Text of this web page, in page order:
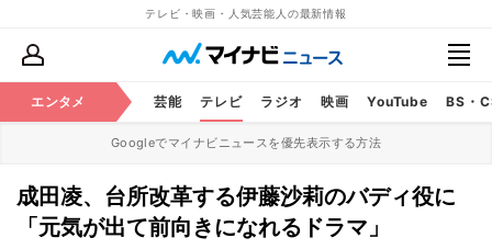
テレビ・映画・人気芸能人の最新情報
エンタメ 芸能 テレビ ラジオ 映画 YouTube BS・
Googleでマイナビニュースを優先表示する方法
成田凌、台所改革する伊藤沙莉のバディ役に
「元気が出て前向きになれるドラマ」